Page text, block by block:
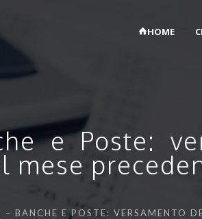
HOME
e Poste:
mese
– BANCHE E POSTE: VERSAMENTO